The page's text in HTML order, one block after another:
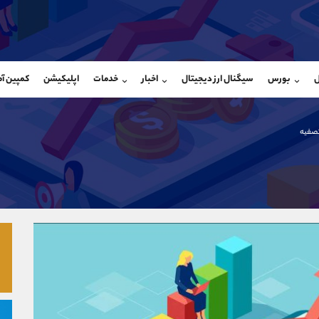
بورس سیگنال ارز دیجیتال اخبار خدمات اپلیکیشن کمپین
شروع گفتگو
@Armteam_admin_103
واتساپ
تلگرام